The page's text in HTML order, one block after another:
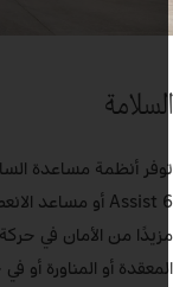
من الأمان في
أو المناورة أو